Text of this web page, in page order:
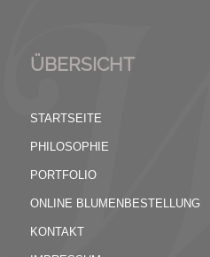
ÜBERSICHT
STARTSEITE
PHILOSOPHIE
PORTFOLIO
ONLINE BLUMENBESTELLUNG
KONTAKT